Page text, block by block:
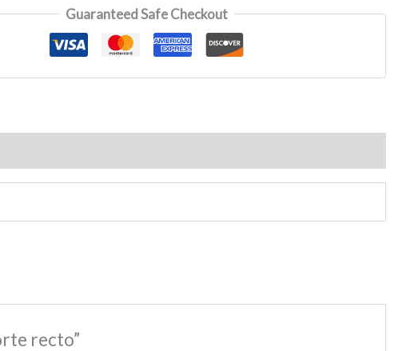
Guaranteed Safe Checkout
recto”